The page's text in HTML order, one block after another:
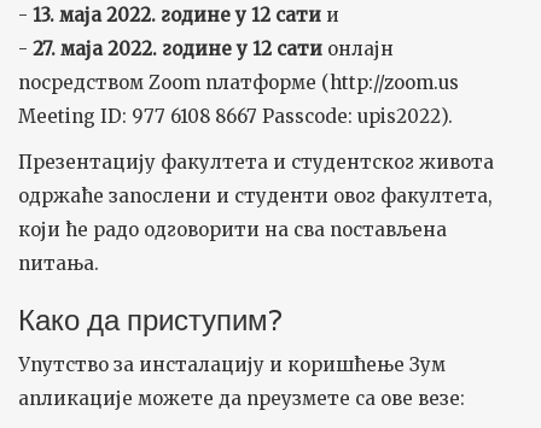
- 13. маја 2022. године у 12 сати и
- 27. маја 2022. године у 12 сати онлајн
посредством Zoom платформе (http://zoom.us
Meeting ID: 977 6108 8667 Passcode: upis2022).
Презентацију факултета и студентског живота
одржаће запослени и студенти овог факултета,
који ће радо одговорити на сва постављена
питања.
Како да приступим?
Упутство за инсталацију и коришћење Зум
апликације можете да преузмете са ове везе: